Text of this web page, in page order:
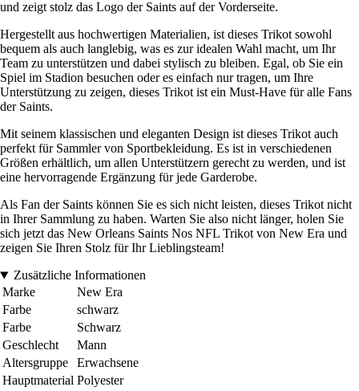
und zeigt stolz das Logo der Saints auf der Vorderseite.
Hergestellt aus hochwertigen Materialien, ist dieses Trikot sowohl
bequem als auch langlebig, was es zur idealen Wahl macht, um Ihr
Team zu unterstützen und dabei stylisch zu bleiben. Egal, ob Sie ein
Spiel im Stadion besuchen oder es einfach nur tragen, um Ihre
Unterstützung zu zeigen, dieses Trikot ist ein Must-Have für alle Fans
der Saints.
Mit seinem klassischen und eleganten Design ist dieses Trikot auch
perfekt für Sammler von Sportbekleidung. Es ist in verschiedenen
Größen erhältlich, um allen Unterstützern gerecht zu werden, und ist
eine hervorragende Ergänzung für jede Garderobe.
Als Fan der Saints können Sie es sich nicht leisten, dieses Trikot nicht
in Ihrer Sammlung zu haben. Warten Sie also nicht länger, holen Sie
sich jetzt das New Orleans Saints Nos NFL Trikot von New Era und
zeigen Sie Ihren Stolz für Ihr Lieblingsteam!
Zusätzliche Informationen
Marke
New Era
Farbe
schwarz
Farbe
Schwarz
Geschlecht
Mann
Altersgruppe
Erwachsene
Hauptmaterial Polyester